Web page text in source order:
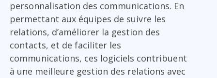
personnalisation des communications. En
permettant aux équipes de suivre les
relations, d’améliorer la gestion des
contacts, et de faciliter les
communications, ces logiciels contribuent
à une meilleure gestion des relations avec